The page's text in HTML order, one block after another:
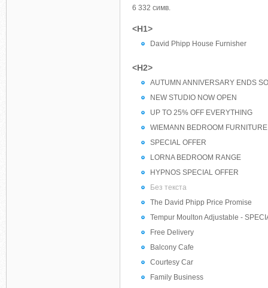
6 332 симв.
<H1>
David Phipp House Furnisher
<H2>
AUTUMN ANNIVERSARY ENDS
NEW STUDIO NOW OPEN
UP TO 25% OFF EVERYTHING
WIEMANN BEDROOM FURNITURE
SPECIAL OFFER
LORNA BEDROOM RANGE
HYPNOS SPECIAL OFFER
Без текста
The David Phipp Price Promise
Tempur Moulton Adjustable -
Free Delivery
Balcony Cafe
Courtesy Car
Family Business